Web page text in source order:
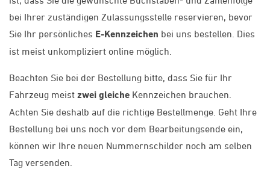
bei Ihrer zuständigen Zulassungsstelle reservieren, bevor
Sie Ihr persönliches E-Kennzeichen bei uns bestellen. Dies
ist meist unkompliziert online möglich.
Beachten Sie bei der Bestellung bitte, dass Sie für Ihr
Fahrzeug meist zwei gleiche Kennzeichen brauchen.
Achten Sie deshalb auf die richtige Bestellmenge. Geht Ihre
Bestellung bei uns noch vor dem Bearbeitungsende ein,
können wir Ihre neuen Nummernschilder noch am selben
Tag versenden.